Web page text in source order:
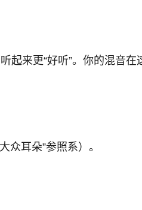
起来更“好听”。你的混音在
耳朵”参照系）。